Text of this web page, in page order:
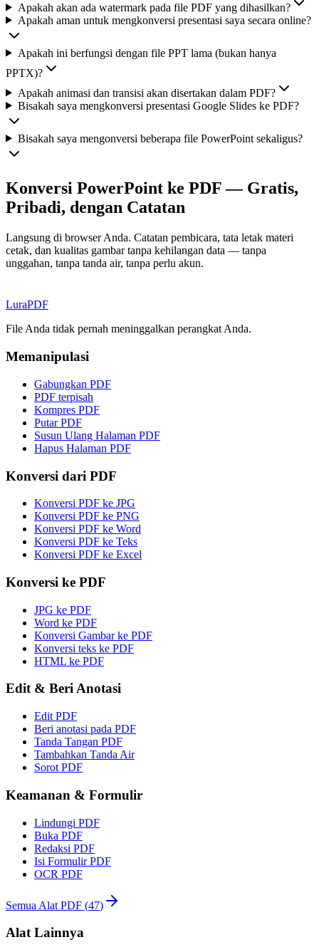
Apakah akan ada watermark pada file PDF yang dihasilkan?
Apakah aman untuk mengkonversi presentasi saya secara online?
Apakah ini berfungsi dengan file PPT lama (bukan hanya
PPTX)?
Apakah animasi dan transisi akan disertakan dalam PDF?
Bisakah saya mengkonversi presentasi Google Slides ke PDF?
Bisakah saya mengonversi beberapa file PowerPoint sekaligus?
Konversi PowerPoint ke PDF — Gratis,
Pribadi, dengan Catatan
Langsung di browser Anda. Catatan pembicara, tata letak materi
cetak, dan kualitas gambar tanpa kehilangan data — tanpa
unggahan, tanpa tanda air, tanpa perlu akun.
LuraPDF
File Anda tidak pernah meninggalkan perangkat Anda.
Memanipulasi
Gabungkan PDF
PDF terpisah
Kompres PDF
Putar PDF
Susun Ulang Halaman PDF
Hapus Halaman PDF
Konversi dari PDF
Konversi PDF ke JPG
Konversi PDF ke PNG
Konversi PDF ke Word
Konversi PDF ke Teks
Konversi PDF ke Excel
Konversi ke PDF
JPG ke PDF
Word ke PDF
Konversi Gambar ke PDF
Konversi teks ke PDF
HTML ke PDF
Edit & Beri Anotasi
Edit PDF
Beri anotasi pada PDF
Tanda Tangan PDF
Tambahkan Tanda Air
Sorot PDF
Keamanan & Formulir
Lindungi PDF
Buka PDF
Redaksi PDF
Isi Formulir PDF
OCR PDF
Semua Alat PDF (47)
Alat Lainnya